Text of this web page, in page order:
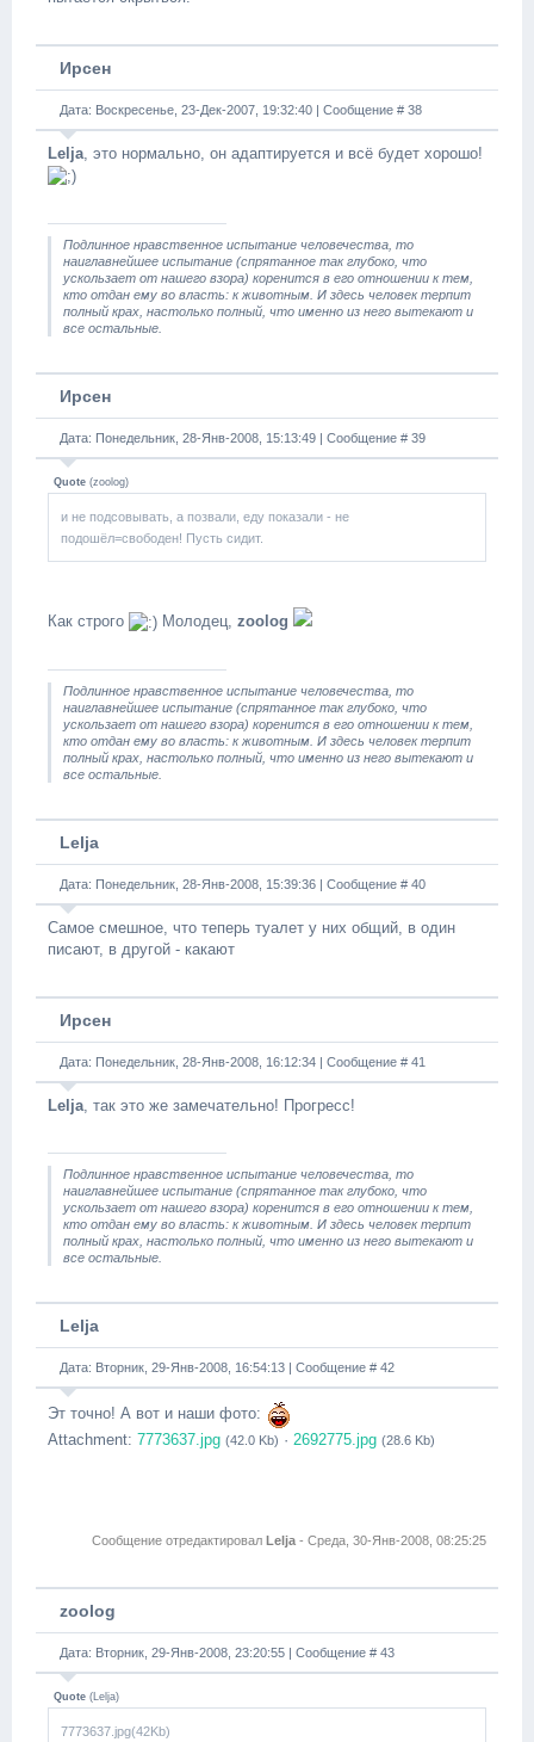
Ирсен
Дата: Воскресенье, 23-Дек-2007, 19:32:40 | Сообщение # 38
Lelja, это нормально, он адаптируется и всё будет хорошо!
Подлинное нравственное испытание человечества, то
наиглавнейшее испытание (спрятанное так глубоко, что
ускользает от нашего взора) коренится в его отношении к тем,
кто отдан ему во власть: к животным. И здесь человек терпит
полный крах, настолько полный, что именно из него вытекают и
все остальные.
Ирсен
Дата: Понедельник, 28-Янв-2008, 15:13:49 | Сообщение # 39
Quote (zoolog)
и не подсовывать, а позвали, еду показали - не
подошёл=свободен! Пусть сидит.
Как строго Молодец, zoolog
Подлинное нравственное испытание человечества, то
наиглавнейшее испытание (спрятанное так глубоко, что
ускользает от нашего взора) коренится в его отношении к тем,
кто отдан ему во власть: к животным. И здесь человек терпит
полный крах, настолько полный, что именно из него вытекают и
все остальные.
Lelja
Дата: Понедельник, 28-Янв-2008, 15:39:36 | Сообщение # 40
Самое смешное, что теперь туалет у них общий, в один
писают, в другой - какают
Ирсен
Дата: Понедельник, 28-Янв-2008, 16:12:34 | Сообщение # 41
Lelja, так это же замечательно! Прогресс!
Подлинное нравственное испытание человечества, то
наиглавнейшее испытание (спрятанное так глубоко, что
ускользает от нашего взора) коренится в его отношении к тем,
кто отдан ему во власть: к животным. И здесь человек терпит
полный крах, настолько полный, что именно из него вытекают и
все остальные.
Lelja
Дата: Вторник, 29-Янв-2008, 16:54:13 | Сообщение # 42
Эт точно! А вот и наши фото:
Attachment: 7773637.jpg (42.0 Kb) · 2692775.jpg (28.6 Kb)
Сообщение отредактировал Lelja - Среда, 30-Янв-2008, 08:25:25
zoolog
Дата: Вторник, 29-Янв-2008, 23:20:55 | Сообщение # 43
Quote (Lelja)
7773637.jpg(42Kb)